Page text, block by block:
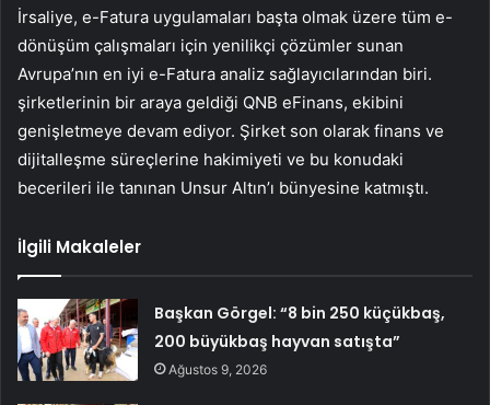
İrsaliye, e-Fatura uygulamaları başta olmak üzere tüm e-
dönüşüm çalışmaları için yenilikçi çözümler sunan
Avrupa’nın en iyi e-Fatura analiz sağlayıcılarından biri.
şirketlerinin bir araya geldiği QNB eFinans, ekibini
genişletmeye devam ediyor. Şirket son olarak finans ve
dijitalleşme süreçlerine hakimiyeti ve bu konudaki
becerileri ile tanınan Unsur Altın’ı bünyesine katmıştı.
İlgili Makaleler
Başkan Görgel: “8 bin 250 küçükbaş,
200 büyükbaş hayvan satışta”
Ağustos 9, 2026